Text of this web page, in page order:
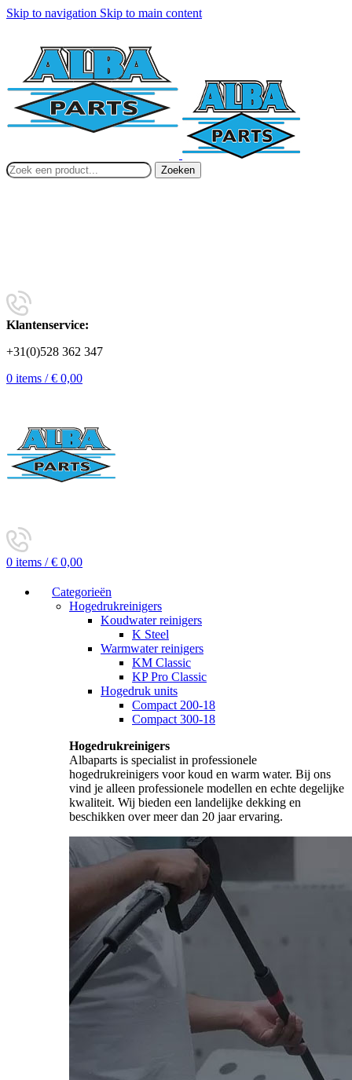
Skip to navigation Skip to main content
Zoeken
Klantenservice:
+31(0)528 362 347
0 items / € 0,00
0 items / € 0,00
Categorieën
Hogedrukreinigers
Koudwater reinigers
K Steel
Warmwater reinigers
KM Classic
KP Pro Classic
Hogedruk units
Compact 200-18
Compact 300-18
Hogedrukreinigers
Albaparts is specialist in professionele
hogedrukreinigers voor koud en warm water. Bij ons
vind je alleen professionele modellen en echte degelijke
kwaliteit. Wij bieden een landelijke dekking en
beschikken over meer dan 20 jaar ervaring.